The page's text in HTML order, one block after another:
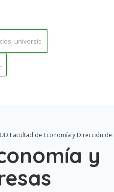
UD Facultad de Economía y Dirección de
y